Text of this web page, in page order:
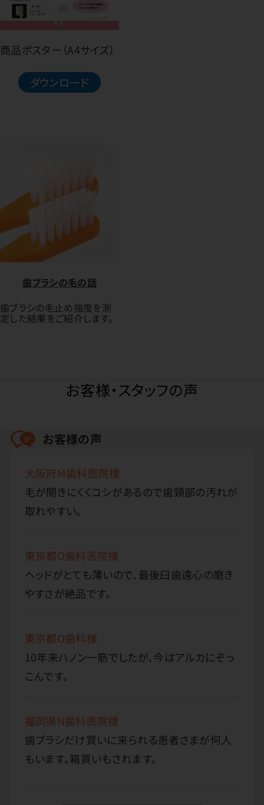
商品ポスター（A4サイズ）
ダウンロード
歯ブラシの毛の話
歯ブラシの毛止め強度を測
定した結果をご紹介します。
お客様・スタッフの声
お客様の声
大阪府M歯科医院様
毛が開きにくくコシがあるので歯頸部の汚れが
取れやすい。
東京都O歯科医院様
ヘッドがとても薄いので、最後臼歯遠心の磨き
やすさが絶品です。
東京都O歯科様
10年来ハノン一筋でしたが、今はアルカにぞっ
こんです。
福岡県N歯科医院様
歯ブラシだけ買いに来られる患者さまが何人
もいます。箱買いもされます。